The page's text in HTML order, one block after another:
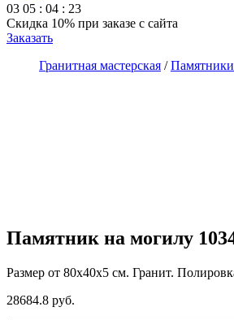
03 05 : 04 : 23
Скидка 10% при заказе с сайта
Заказать
Гранитная мастерская /
Памятник на могилу
Размер от 80х40х5 см. Гранит.
28684.8 руб.